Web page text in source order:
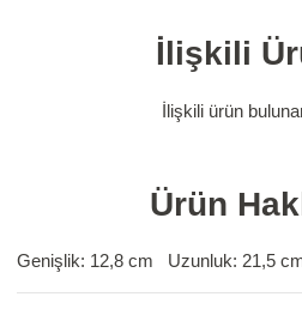
İlişkili
İlişkili ürün
Ürün
Genişlik: 12,8 cm Uzunluk: 21,5